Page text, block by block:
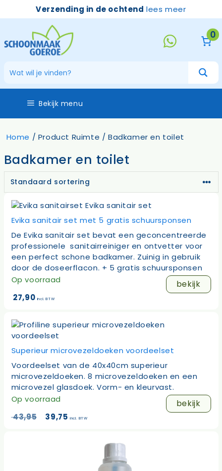
Verzending in de ochtend lees meer
0
Bekijk menu
Home / Product Ruimte / Badkamer en toilet
Badkamer en toilet
Evika sanitair set met 5 gratis schuursponsen
De Evika sanitair set bevat een geconcentreerde
professionele sanitairreiniger en ontvetter voor
een perfect schone badkamer. Zuinig in gebruik
door de doseerflacon. + 5 gratis schuursponsen
Op voorraad
bekijk
27,90 incl. BTW
Superieur microvezeldoeken voordeelset
Voordeelset van de 40x40cm superieur
microvezeldoeken. 8 microvezeldoeken en een
microvezel glasdoek. Vorm- en kleurvast.
Op voorraad
bekijk
43,95
Oorspronkelijke
39,75 Huidige
incl. BTW